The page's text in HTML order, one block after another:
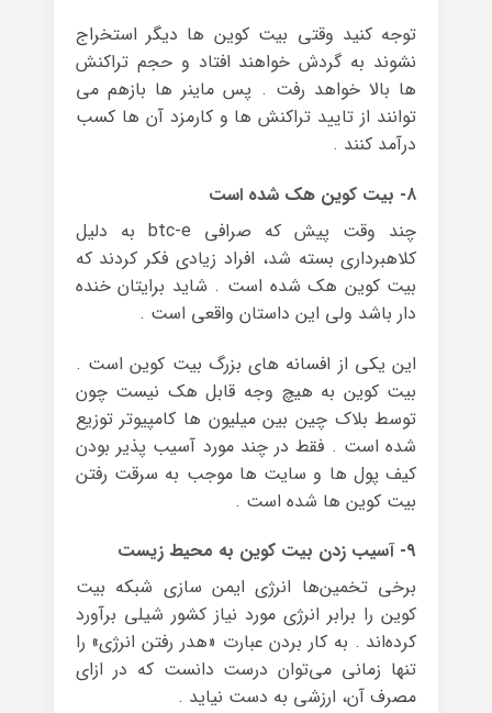
توجه کنید وقتی بیت کوین ها دیگر استخراج
نشوند به گردش خواهند افتاد و حجم تراکنش
ها بالا خواهد رفت . پس ماینر ها بازهم می
توانند از تایید تراکنش ها و کارمزد آن ها کسب
درآمد کنند .
۸- بیت کوین هک شده است
چند وقت پیش که صرافی btc-e به دلیل
کلاهبرداری بسته شد، افراد زیادی فکر کردند که
بیت کوین هک شده است . شاید برایتان خنده
دار باشد ولی این داستان واقعی است .
این یکی از افسانه های بزرگ بیت کوین است .
بیت کوین به هیچ وجه قابل هک نیست چون
توسط بلاک چین بین میلیون ها کامپیوتر توزیع
شده است . فقط در چند مورد آسیب پذیر بودن
کیف پول ها و سایت ها موجب به سرقت رفتن
بیت کوین ها شده است .
۹- آسیب زدن بیت کوین به محیط زیست
برخی تخمین‌ها انرژی ایمن سازی شبکه‌ بیت
کوین را برابر انرژی مورد نیاز کشور شیلی برآورد
کرده‌اند . به کار بردن عبارت «هدر رفتن انرژی» را
تنها زمانی می‌توان درست دانست که در ازای
مصرف آن، ارزشی به دست نیاید .